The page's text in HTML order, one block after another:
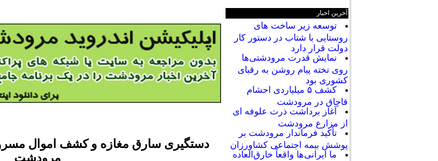
آخرین اخبار
توسعه زیر ساخت های
روستایی با شتاب در دستور کار
دولت قرار دارد
نمایش قدرت مرودشتی‌ها
روی تخته پیام روشن به رقبای
کشوری بود
کشف ۵ میلیاردی احشام
قاچاق در مرودشت
آغاز برداشت ذرت علوفه ای
از مزارع مرودشت
تأکید فرماندار مرودشت بر
پوشش بیمه اجتماعی کشاورزان
ما ایرانی‌ها واقعاً خارق‌العاده
مرودشت